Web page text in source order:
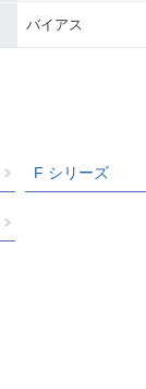
バイアス
F シリーズ